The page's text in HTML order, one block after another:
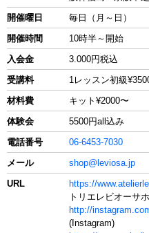
開催曜日
毎日（月～日）
開催時間
10時半～開始
入会金
3.000円税込
受講料
1レッスン初級
材料費
キット¥2000〜
体験会
5500円all込み
電話番号
06-6453-7030
メール
shop@leviosa.jp
URL
https://
トリエレビオーサ
http://
(Instagram)